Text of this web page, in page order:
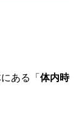
ある「 体内時